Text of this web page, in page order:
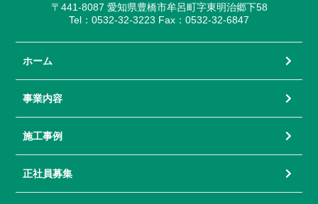
〒441-8087 愛知県豊橋市牟呂町字東明治郷下58
Tel：0532-32-3223 Fax：0532-32-6847
ホーム
事業内容
施工事例
正社員募集